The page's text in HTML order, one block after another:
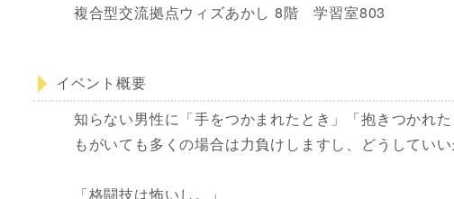
複合型交流拠点ウィズあかし 8階 学習室803
イベント概要
知らない男性に「手をつかまれたとき」「抱きつかれ
もがいても多くの場合は力負けしますし、どうしてい
「格闘技は怖いし。」